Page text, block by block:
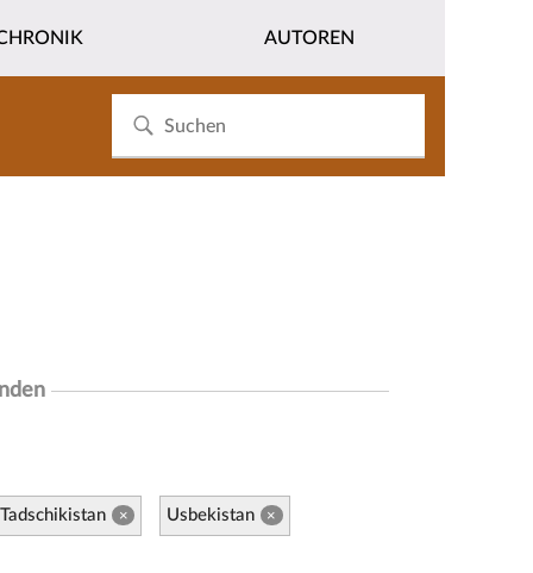
AUTOREN
Tadschikistan × Usbekistan ×